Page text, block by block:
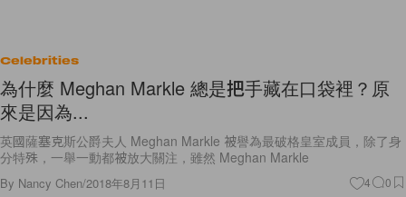
Celebrities
為什麼 Meghan Markle 總是把手藏在口袋裡？原
來是因為...
英國薩塞克斯公爵夫人 Meghan Markle 被譽為最破格皇室成員，除了身
分特殊，一舉一動都被放大關注，雖然 Meghan Markle
By Nancy Chen/2018年8月11日 4 0